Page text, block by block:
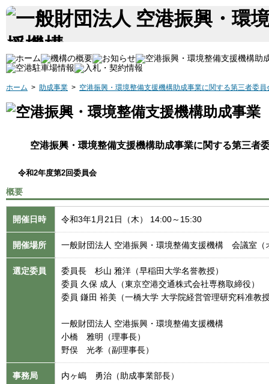
ホーム > 助成事業 > 空港振興・環境整備支援機構助成事業に関する第三者委員
空港振興・環境整備支援機構助成事業に関する第三者
令和2年度第2回委員会
概要
開催日時 令和3年1月21日（木） 14:00～15:30
開催場所 一般財団法人 空港振興・環境整備支援機構 会議室（
選定委員
委員長 杉山 雅洋（早稲田大学名誉教授）
委員 久保 成人（東京空港交通株式会社専務取締役）
委員 鎌田 裕美（一橋大学 大学院経営管理研究科准教
一般財団法人 空港振興・環境整備支援機構
小橋 雅明（理事長）
野俣 光孝（副理事長）
事務局
内ヶ嶋 勇治（助成事業部長）